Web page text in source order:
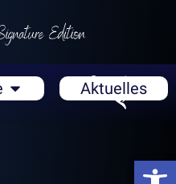
Aktuelles